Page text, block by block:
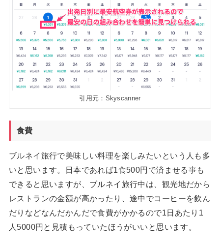
引用元：Skyscanner
食費
ブルネイ旅行で美味しい料理を楽しみたいという人も多
いと思います。日本であれば1食500円で済ませる事も
できると思いますが、ブルネイ旅行中は、観光地だから
レストランの金額が高かったり、途中でコーヒーを飲ん
だりなどなんだかんだで食費がかかるので1日あたり1
人5000円と見積もっていたほうがいいと思います。